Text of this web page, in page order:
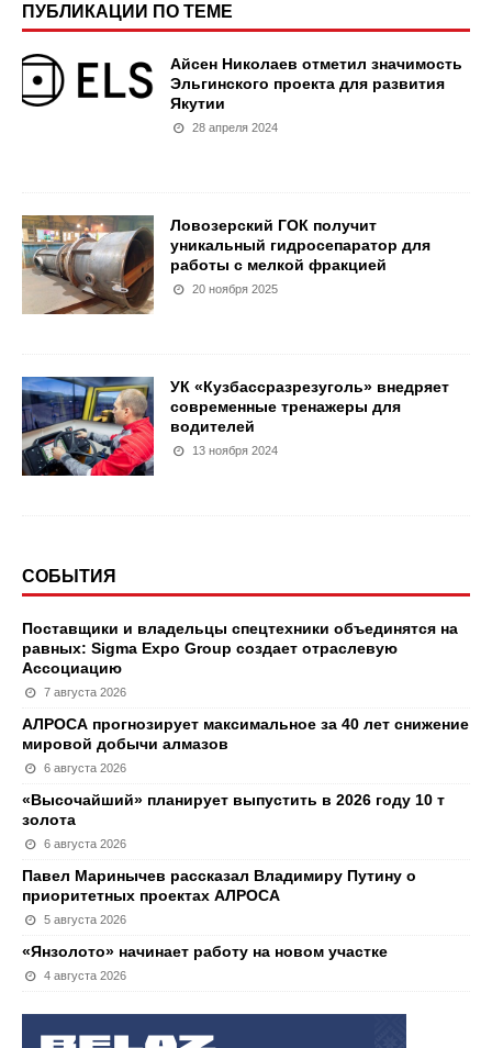
ПУБЛИКАЦИИ ПО ТЕМЕ
Айсен Николаев отметил значимость
Эльгинского проекта для развития
Якутии
28 апреля 2024
Ловозерский ГОК получит
уникальный гидросепаратор для
работы с мелкой фракцией
20 ноября 2025
УК «Кузбассразрезуголь» внедряет
современные тренажеры для
водителей
13 ноября 2024
СОБЫТИЯ
Поставщики и владельцы спецтехники объединятся на
равных: Sigma Expo Group создает отраслевую
Ассоциацию
7 августа 2026
АЛРОСА прогнозирует максимальное за 40 лет снижение
мировой добычи алмазов
6 августа 2026
«Высочайший» планирует выпустить в 2026 году 10 т
золота
6 августа 2026
Павел Маринычев рассказал Владимиру Путину о
приоритетных проектах АЛРОСА
5 августа 2026
«Янзолото» начинает работу на новом участке
4 августа 2026